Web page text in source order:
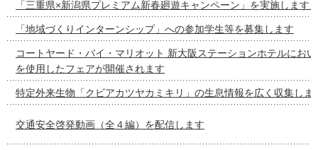
「三重県×新潟県プレミアム新春廻遊キャンペーン」を実施します
「地域づくりインターンシップ」への参加学生等を募集します
コートヤード・バイ・マリオット 新大阪ステーションホテルにお
を使用したフェアが開催されます
特定外来生物「クビアカツヤカミキリ」の生息情報を広く収集しま
交通安全啓発動画（全４編）を配信します